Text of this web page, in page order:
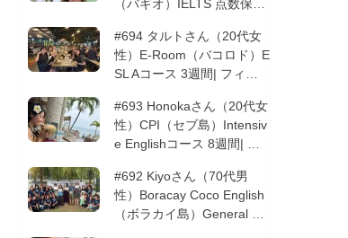
（バギオ）IELTS 点数保証
#694 タルトさん（20代女
性）E-Room（バコロド）E
SL Aコース 3週間| フィリ
#693 Honokaさん（20代女
性）CPI（セブ島）Intensiv
e Englishコース 8週間| フ
#692 Kiyoさん（70代男
性）Boracay Coco English
（ボラカイ島）General En